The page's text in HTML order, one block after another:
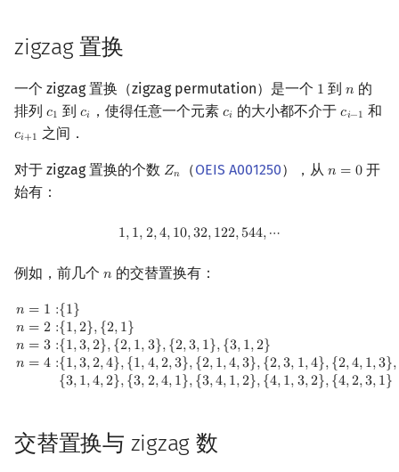
zigzag 置换
一个 zigzag 置换（zigzag permutation）是一个 1
1 到 𝑛
n 的
排列 𝑐1
c1 到 𝑐𝑖
ci ，使得任意一个元素 𝑐𝑖
ci 的大小都不介于𝑐𝑖−1
ci−1 和
𝑐𝑖+1
ci+1 之间．
对于 zigzag 置换的个数 𝑍𝑛
Zn （OEIS A001250），从𝑛 = 0
n =0
开
始有：
1,1,2,4,10,32,122,544,⋯
1 ,2 4 10,32,122,544,⋯
例如，前几个 𝑛
n 的交替置换有：
𝑛 = 1 :{1}
𝑛 = 2 :{1,2},{2,1}
𝑛 = 3 :{1,3,2},{2,1,3},{2,3,1},{3,1,2}
𝑛 = 4 :{1,3,2,4},{1,4,2,3},{2,1,4,3},{2,3, 1,4},{2,4,1,3},
{3,1,4,2},{3,2,4,1},{3,4,1,2},{4,1,3,2},{4,2,3,1}
n= 1: 1 n=2:
交替置换与 zigzag 数